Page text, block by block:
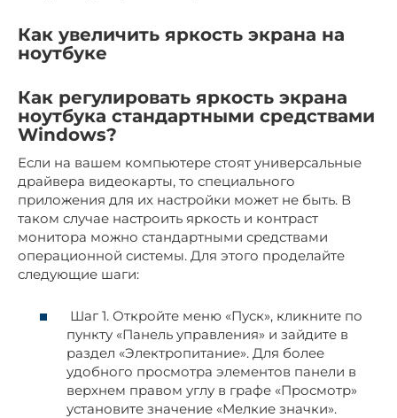
Как увеличить яркость экрана на
ноутбуке
Как регулировать яркость экрана
ноутбука стандартными средствами
Windows?
Если на вашем компьютере стоят универсальные
драйвера видеокарты, то специального
приложения для их настройки может не быть. В
таком случае настроить яркость и контраст
монитора можно стандартными средствами
операционной системы. Для этого проделайте
следующие шаги:
Шаг 1. Откройте меню «Пуск», кликните по
пункту «Панель управления» и зайдите в
раздел «Электропитание». Для более
удобного просмотра элементов панели в
верхнем правом углу в графе «Просмотр»
установите значение «Мелкие значки».